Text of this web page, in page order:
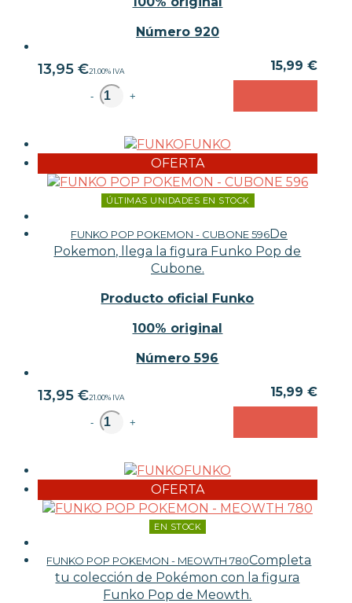
Número 920
15,99 €
13,95 €21.00% IVA
- +
FUNKO
OFERTA
ÚLTIMAS UNIDADES EN STOCK
FUNKO POP POKEMON - CUBONE 596De
Pokemon, llega la figura Funko Pop de
Cubone.
Producto oficial Funko
100% original
Número 596
15,99 €
13,95 €21.00% IVA
- +
FUNKO
OFERTA
EN STOCK
FUNKO POP POKEMON - MEOWTH 780Completa
tu colección de Pokémon con la figura
Funko Pop de Meowth.